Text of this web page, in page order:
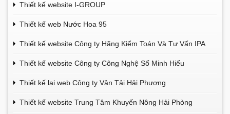
Thiết kế website I-GROUP
Thiết kế web Nước Hoa 95
Thiết kế website Công ty Hãng Kiểm Toán Và Tư Vấn IPA
Thiết kế website Công ty Công Nghệ Số Minh Hiếu
Thiết kế lại web Công ty Vận Tải Hải Phương
Thiết kế website Trung Tâm Khuyến Nông Hải Phòng